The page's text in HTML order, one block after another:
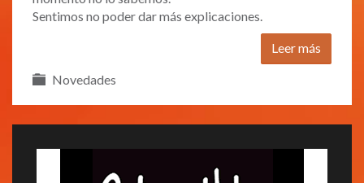
Sentimos no poder dar más explicaciones.
Leer más
Novedades